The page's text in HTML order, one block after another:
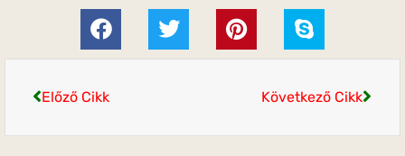
Előző Cikk Következő Cikk